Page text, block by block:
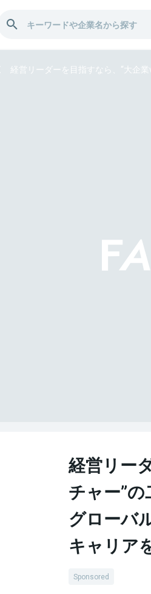
経営リー
チャー”の
グローバ
キャリア
Sponsored